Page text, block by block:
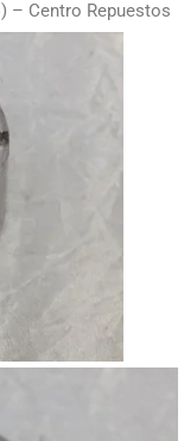
– Centro Repuestos